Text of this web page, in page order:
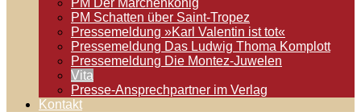
PM Der Märchenkönig
PM Schatten über Saint-Tropez
Pressemeldung »Karl Valentin ist tot«
Pressemeldung Das Ludwig Thoma Komplott
Pressemeldung Die Montez-Juwelen
Vita
Presse-Ansprechpartner im Verlag
Kontakt